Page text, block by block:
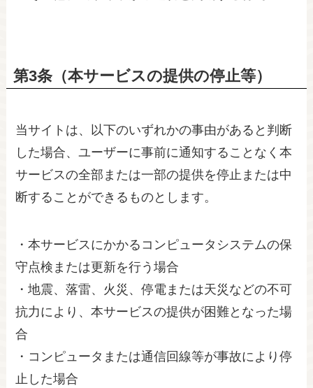
第3条（本サービスの提供の停止等）
当サイトは、以下のいずれかの事由があると判断
した場合、ユーザーに事前に通知することなく本
サービスの全部または一部の提供を停止または中
断することができるものとします。
・本サービスにかかるコンピュータシステムの保
守点検または更新を行う場合
・地震、落雷、火災、停電または天災などの不可
抗力により、本サービスの提供が困難となった場
合
・コンピュータまたは通信回線等が事故により停
止した場合